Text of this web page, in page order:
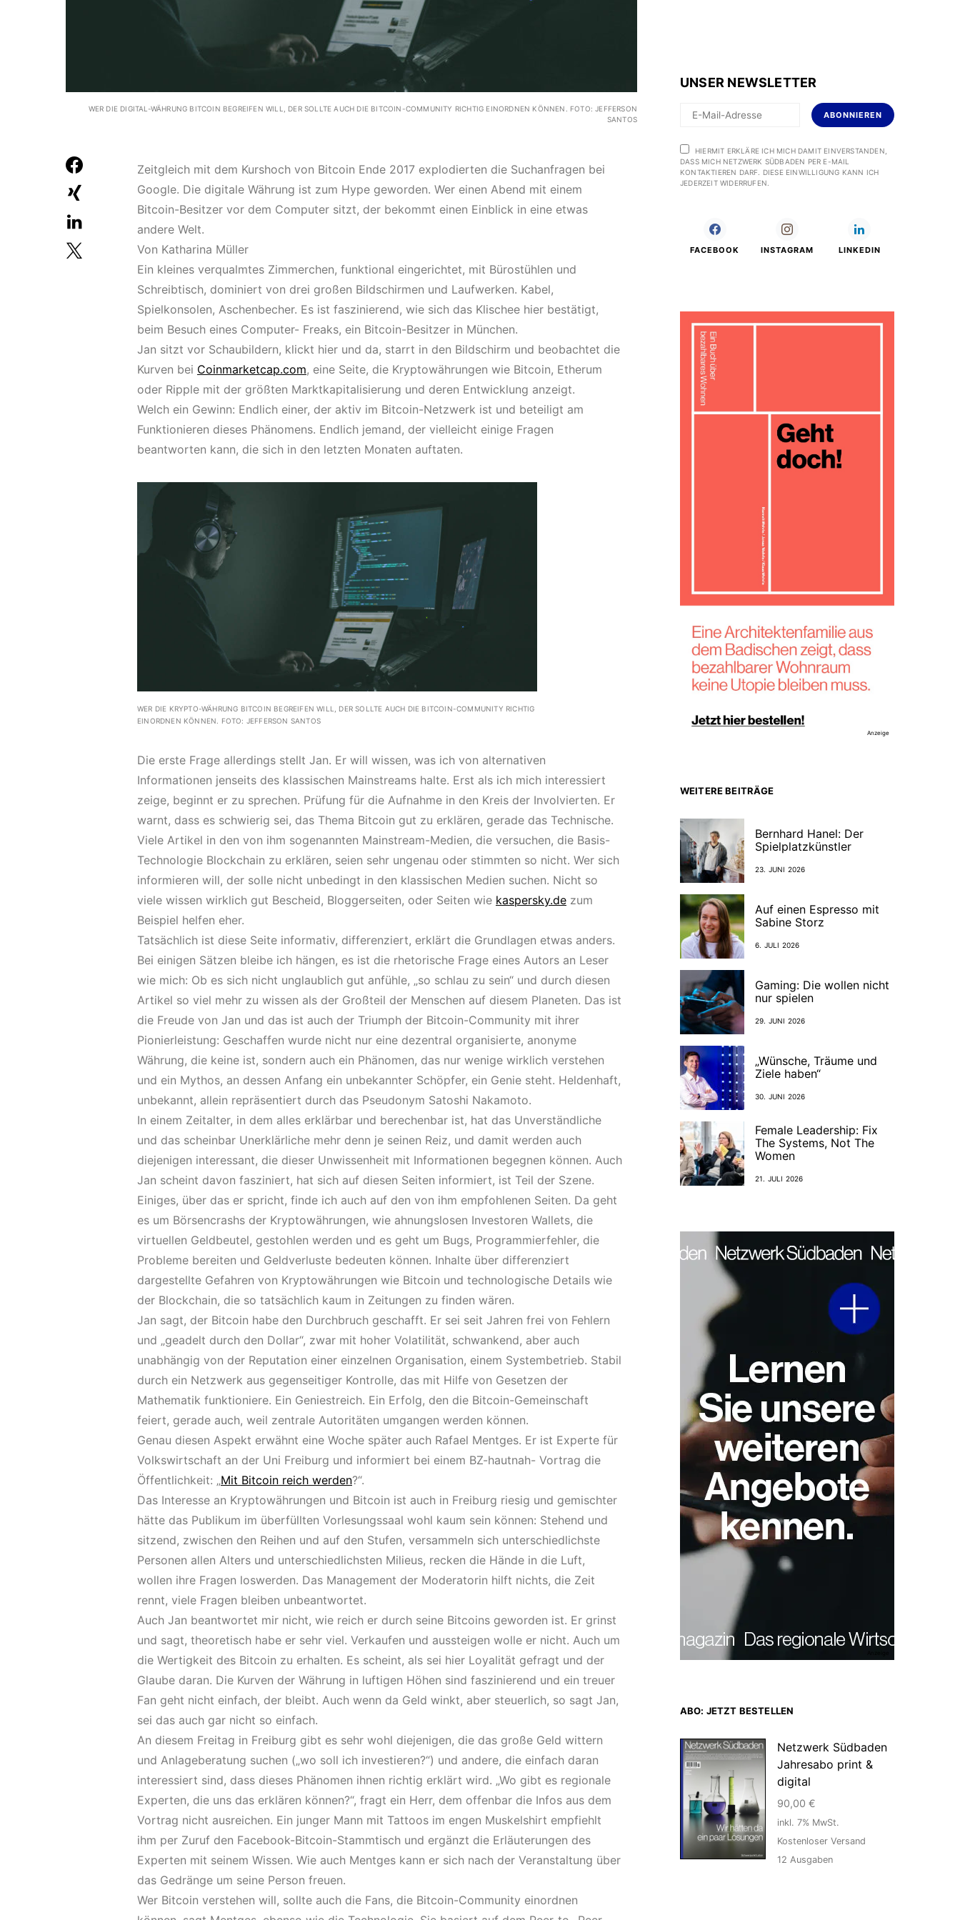
WER DIE DIGITAL-WÄHRUNG BITCOIN BEGREIFEN WILL, DER SOLLTE AUCH DIE BITCOIN-COMMUNITY RICHTIG EINORDNEN KÖNNEN. FOTO: JEFFERSON
SANTOS
Zeitgleich mit dem Kurshoch von Bitcoin Ende 2017 explodierten die Suchanfragen bei
Google. Die digitale Währung ist zum Hype geworden. Wer einen Abend mit einem
Bitcoin-Besitzer vor dem Computer sitzt, der bekommt einen Einblick in eine etwas
andere Welt.
Von Katharina Müller
Ein kleines verqualmtes Zimmerchen, funktional eingerichtet, mit Bürostühlen und
Schreibtisch, dominiert von drei großen Bildschirmen und Laufwerken. Kabel,
Spielkonsolen, Aschenbecher. Es ist faszinierend, wie sich das Klischee hier bestätigt,
beim Besuch eines Computer- Freaks, ein Bitcoin-Besitzer in München.
Jan sitzt vor Schaubildern, klickt hier und da, starrt in den Bildschirm und beobachtet die
Kurven bei Coinmarketcap.com, eine Seite, die Kryptowährungen wie Bitcoin, Etherum
oder Ripple mit der größten Marktkapitalisierung und deren Entwicklung anzeigt.
Welch ein Gewinn: Endlich einer, der aktiv im Bitcoin-Netzwerk ist und beteiligt am
Funktionieren dieses Phänomens. Endlich jemand, der vielleicht einige Fragen
beantworten kann, die sich in den letzten Monaten auftaten.
WER DIE KRYPTO-WÄHRUNG BITCOIN BEGREIFEN WILL, DER SOLLTE AUCH DIE BITCOIN-COMMUNITY RICHTIG
EINORDNEN KÖNNEN. FOTO: JEFFERSON SANTOS
Die erste Frage allerdings stellt Jan. Er will wissen, was ich von alternativen
Informationen jenseits des klassischen Mainstreams halte. Erst als ich mich interessiert
zeige, beginnt er zu sprechen. Prüfung für die Aufnahme in den Kreis der Involvierten. Er
warnt, dass es schwierig sei, das Thema Bitcoin gut zu erklären, gerade das Technische.
Viele Artikel in den von ihm sogenannten Mainstream-Medien, die versuchen, die Basis-
Technologie Blockchain zu erklären, seien sehr ungenau oder stimmten so nicht. Wer sich
informieren will, der solle nicht unbedingt in den klassischen Medien suchen. Nicht so
viele wissen wirklich gut Bescheid, Bloggerseiten, oder Seiten wie kaspersky.de zum
Beispiel helfen eher.
Tatsächlich ist diese Seite informativ, differenziert, erklärt die Grundlagen etwas anders.
Bei einigen Sätzen bleibe ich hängen, es ist die rhetorische Frage eines Autors an Leser
wie mich: Ob es sich nicht unglaublich gut anfühle, „so schlau zu sein“ und durch diesen
Artikel so viel mehr zu wissen als der Großteil der Menschen auf diesem Planeten. Das ist
die Freude von Jan und das ist auch der Triumph der Bitcoin-Community mit ihrer
Pionierleistung: Geschaffen wurde nicht nur eine dezentral organisierte, anonyme
Währung, die keine ist, sondern auch ein Phänomen, das nur wenige wirklich verstehen
und ein Mythos, an dessen Anfang ein unbekannter Schöpfer, ein Genie steht. Heldenhaft,
unbekannt, allein repräsentiert durch das Pseudonym Satoshi Nakamoto.
In einem Zeitalter, in dem alles erklärbar und berechenbar ist, hat das Unverständliche
und das scheinbar Unerklärliche mehr denn je seinen Reiz, und damit werden auch
diejenigen interessant, die dieser Unwissenheit mit Informationen begegnen können. Auch
Jan scheint davon fasziniert, hat sich auf diesen Seiten informiert, ist Teil der Szene.
Einiges, über das er spricht, finde ich auch auf den von ihm empfohlenen Seiten. Da geht
es um Börsencrashs der Kryptowährungen, wie ahnungslosen Investoren Wallets, die
virtuellen Geldbeutel, gestohlen werden und es geht um Bugs, Programmierfehler, die
Probleme bereiten und Geldverluste bedeuten können. Inhalte über differenziert
dargestellte Gefahren von Kryptowährungen wie Bitcoin und technologische Details wie
der Blockchain, die so tatsächlich kaum in Zeitungen zu finden wären.
Jan sagt, der Bitcoin habe den Durchbruch geschafft. Er sei seit Jahren frei von Fehlern
und „geadelt durch den Dollar“, zwar mit hoher Volatilität, schwankend, aber auch
unabhängig von der Reputation einer einzelnen Organisation, einem Systembetrieb. Stabil
durch ein Netzwerk aus gegenseitiger Kontrolle, das mit Hilfe von Gesetzen der
Mathematik funktioniere. Ein Geniestreich. Ein Erfolg, den die Bitcoin-Gemeinschaft
feiert, gerade auch, weil zentrale Autoritäten umgangen werden können.
Genau diesen Aspekt erwähnt eine Woche später auch Rafael Mentges. Er ist Experte für
Volkswirtschaft an der Uni Freiburg und informiert bei einem BZ-hautnah- Vortrag die
Öffentlichkeit: „Mit Bitcoin reich werden?“.
Das Interesse an Kryptowährungen und Bitcoin ist auch in Freiburg riesig und gemischter
hätte das Publikum im überfüllten Vorlesungssaal wohl kaum sein können: Stehend und
sitzend, zwischen den Reihen und auf den Stufen, versammeln sich unterschiedlichste
Personen allen Alters und unterschiedlichsten Milieus, recken die Hände in die Luft,
wollen ihre Fragen loswerden. Das Management der Moderatorin hilft nichts, die Zeit
rennt, viele Fragen bleiben unbeantwortet.
Auch Jan beantwortet mir nicht, wie reich er durch seine Bitcoins geworden ist. Er grinst
und sagt, theoretisch habe er sehr viel. Verkaufen und aussteigen wolle er nicht. Auch um
die Wertigkeit des Bitcoin zu erhalten. Es scheint, als sei hier Loyalität gefragt und der
Glaube daran. Die Kurven der Währung in luftigen Höhen sind faszinierend und ein treuer
Fan geht nicht einfach, der bleibt. Auch wenn da Geld winkt, aber steuerlich, so sagt Jan,
sei das auch gar nicht so einfach.
An diesem Freitag in Freiburg gibt es sehr wohl diejenigen, die das große Geld wittern
und Anlageberatung suchen („wo soll ich investieren?“) und andere, die einfach daran
interessiert sind, dass dieses Phänomen ihnen richtig erklärt wird. „Wo gibt es regionale
Experten, die uns das erklären können?“, fragt ein Herr, dem offenbar die Infos aus dem
Vortrag nicht ausreichen. Ein junger Mann mit Tattoos im engen Muskelshirt empfiehlt
ihm per Zuruf den Facebook-Bitcoin-Stammtisch und ergänzt die Erläuterungen des
Experten mit seinem Wissen. Wie auch Mentges kann er sich nach der Veranstaltung über
das Gedränge um seine Person freuen.
Wer Bitcoin verstehen will, sollte auch die Fans, die Bitcoin-Community einordnen
UNSER NEWSLETTER
ABONNIEREN
HIERMIT ERKLÄRE ICH MICH DAMIT EINVERSTANDEN,
DASS MICH NETZWERK SÜDBADEN PER E-MAIL
KONTAKTIEREN DARF. DIESE EINWILLIGUNG KANN ICH
JEDERZEIT WIDERRUFEN.
FACEBOOK INSTAGRAM LINKEDIN
Anzeige
WEITERE BEITRÄGE
Bernhard Hanel: Der
Spielplatzkünstler
23. JUNI 2026
Auf einen Espresso mit
Sabine Storz
6. JULI 2026
Gaming: Die wollen nicht
nur spielen
29. JUNI 2026
„Wünsche, Träume und
Ziele haben“
30. JUNI 2026
Female Leadership: Fix
The Systems, Not The
Women
21. JULI 2026
ABO: JETZT BESTELLEN
Netzwerk Südbaden
Jahresabo print &
digital
90,00 €
inkl. 7% MwSt.
Kostenloser Versand
12 Ausgaben